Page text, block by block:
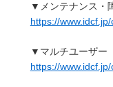
▼メンテナンス・
https://
▼マルチユーザー
https://